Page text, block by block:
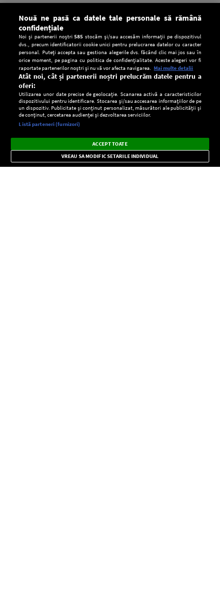
CONFIDENŢIALITATE
Setări:
Dark
Mode
Radio live, podcasturi, știri și alerte
importante.
×
Nouă ne pasă ca datele tale personale să rămână
confidențiale
Noi și partenerii noștri585 stocăm și/sau accesăm informații pe dispozitivul
dvs., precum identificatorii cookie unici pentru prelucrarea datelor cu caracter
personal. Puteți accepta sau gestiona alegerile dvs. făcând clic mai jos sau în
orice moment, pe pagina cu politica de confidențialitate. Aceste alegeri vor fi
raportate partenerilor noștri și nu vă vor afecta navigarea. Mai multe detalii
Atât noi, cât și partenerii noștri prelucrăm datele pentru a
oferi:
Utilizarea unor date precise de geolocație. Scanarea activă a caracteristicilor
dispozitivului pentru identificare. Stocarea și/sau accesarea informațiilor de pe
un dispozitiv. Publicitate și conținut personalizat, măsurători ale publicității și
de conținut, cercetarea audienței și dezvoltarea serviciilor.
Listă parteneri (furnizori)
ACCEPT TOATE
VREAU SA MODIFIC SETARILE INDIVIDUAL